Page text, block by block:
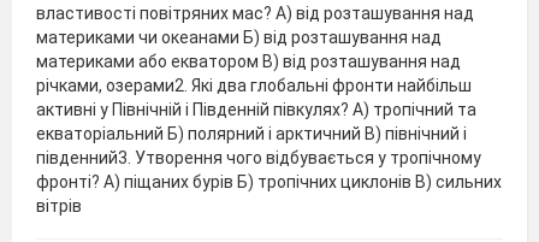
властивості повітряних мас? А) від розташування над
материками чи океанами Б) від розташування над
материками або екватором В) від розташування над
річками, озерами2. Які два глобальні фронти найбільш
активні у Північній і Південній півкулях? А) тропічний та
екваторіальний Б) полярний і арктичний В) північний і
південний3. Утворення чого відбувається у тропічному
фронті? А) піщаних бурів Б) тропічних циклонів В) сильних
вітрів